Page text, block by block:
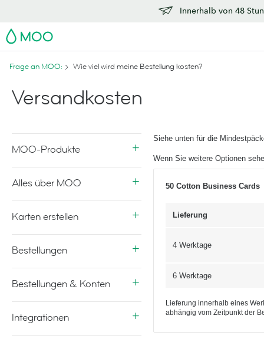
Innerhalb von 48
MOO
Frage an MOO: Wie viel wird meine Bestellung kosten?
Versandkosten
MOO-Produkte
Alles über MOO
Karten erstellen
Bestellungen
Bestellungen & Konten
Integrationen
Siehe unten für die
Wenn Sie weitere Optionen
50 Cotton Business Cards
Lieferung
4 Werktage
6 Werktage
Lieferung innerhalb eines
abhängig vom Zeitpunkt der